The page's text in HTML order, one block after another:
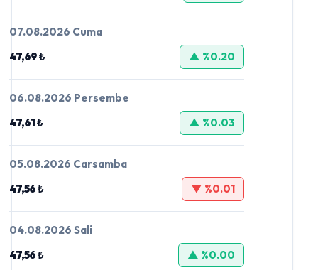
07.08.2026 Cuma
47,69 ₺
▲ %0.20
06.08.2026 Persembe
47,61 ₺
▲ %0.03
05.08.2026 Carsamba
47,56 ₺
▼ %0.01
04.08.2026 Sali
47,56 ₺
▲ %0.00